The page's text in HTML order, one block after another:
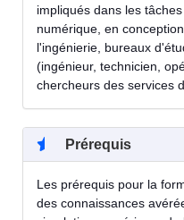
impliqués dans les
numérique, en
l'ingénierie, bureaux
(ingénieur, technicien,
chercheurs des services
Prérequis
Les prérequis pour la
des connaissances